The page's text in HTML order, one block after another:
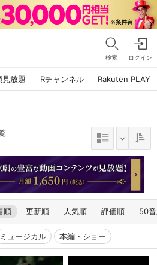
検索 ログイン
見放題 Rチャンネル Rakuten PLAY
順 更新順 人気順 評価順 50
ミュージカル 本編・ショー